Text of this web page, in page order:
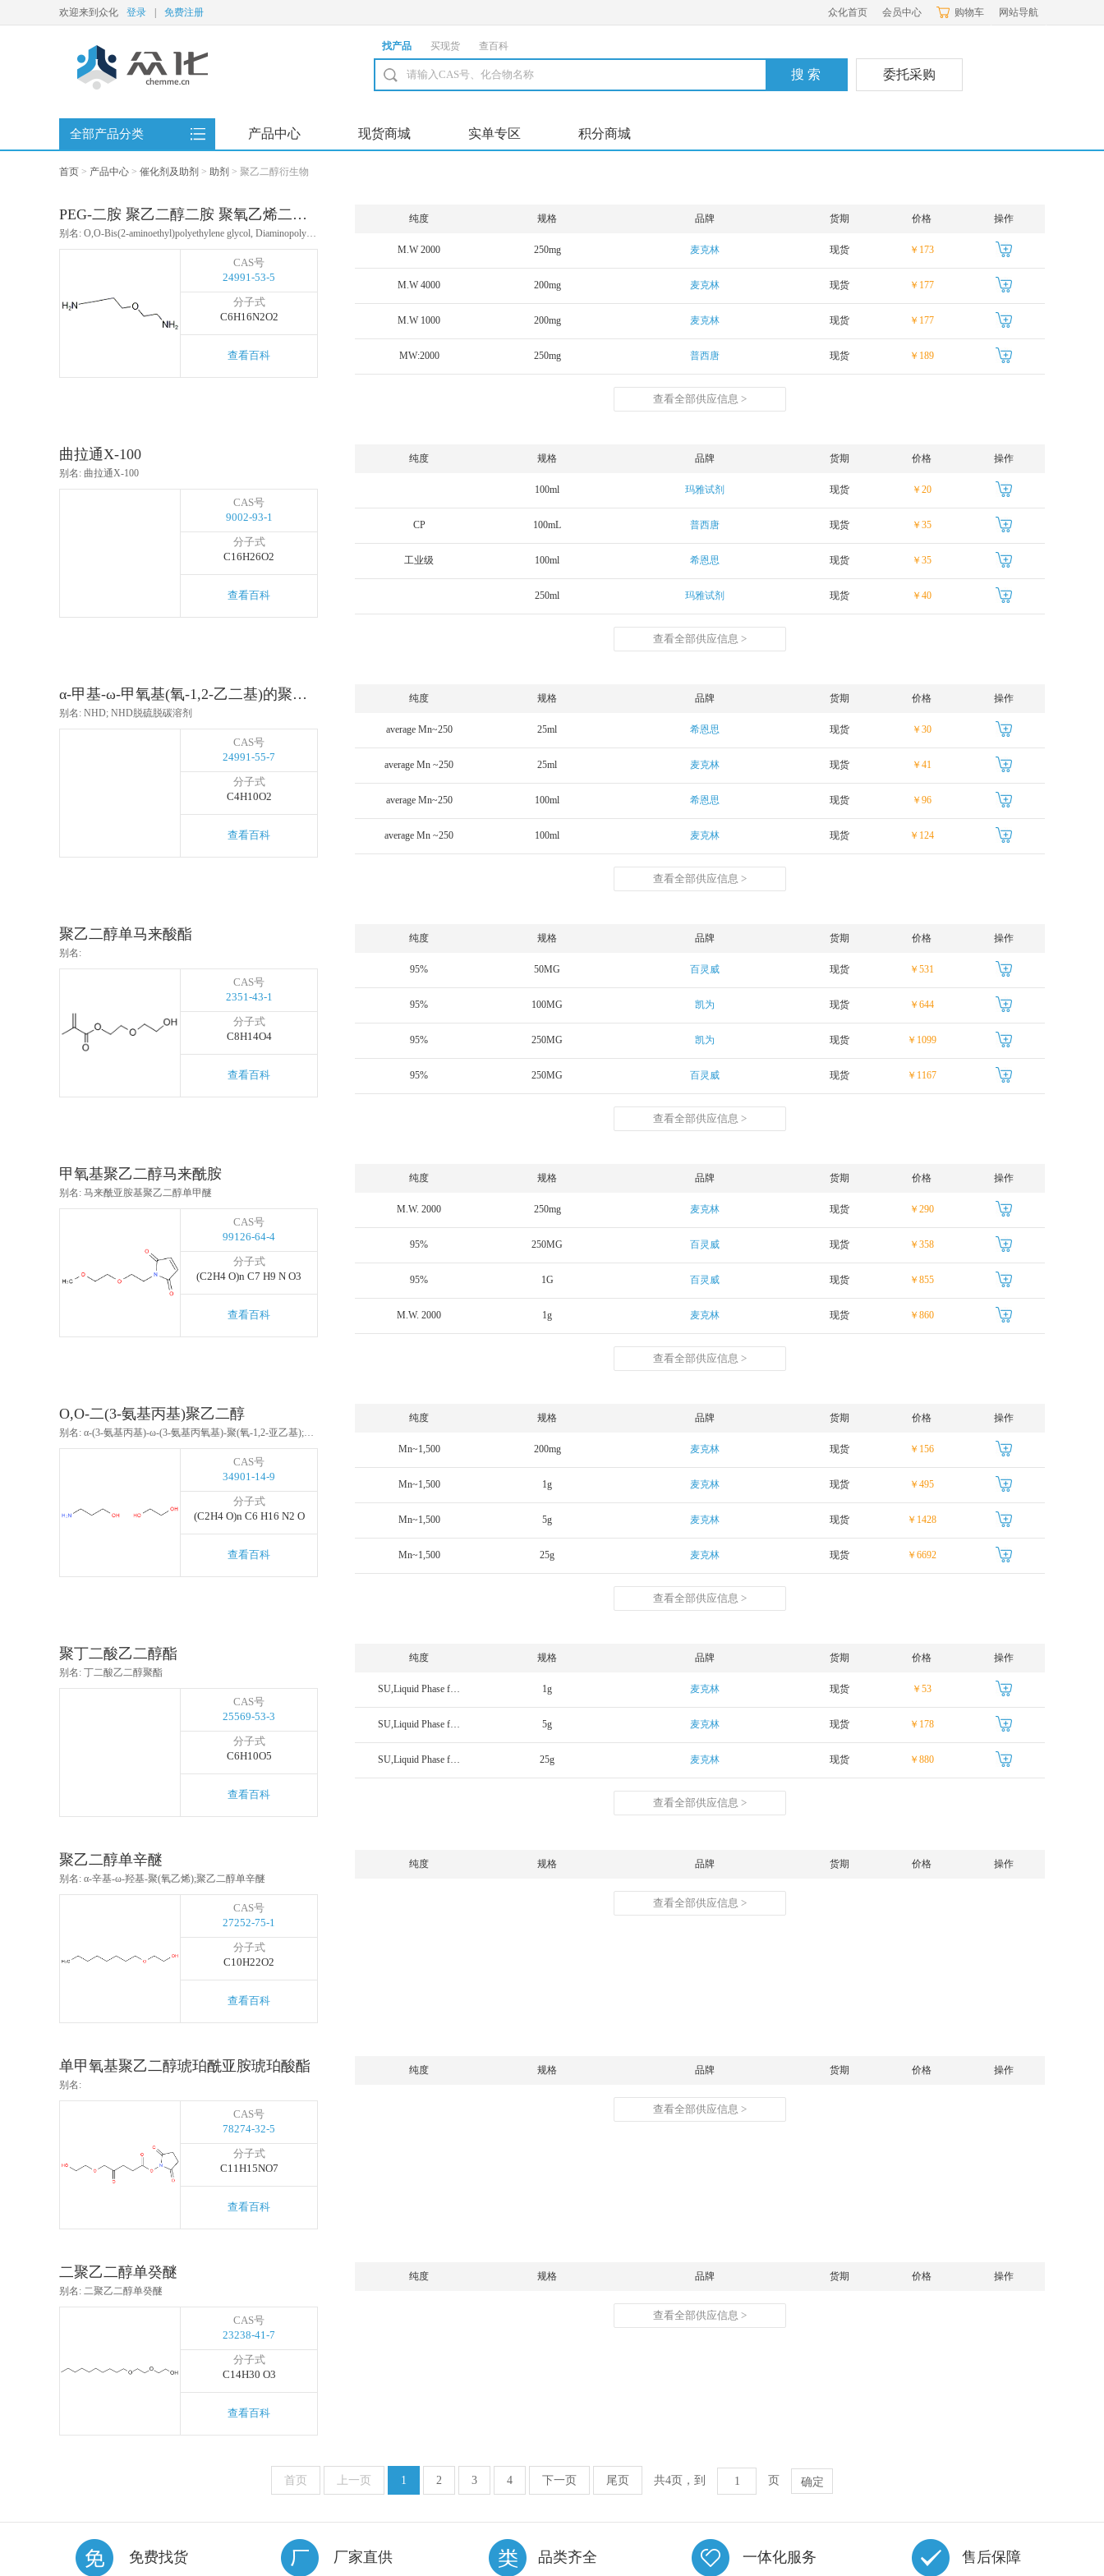
欢迎来到众化 登录 免费注册 众化首页 会员中心 购物车 网站导航
找产品 买现货 查百科
委托采购
全部产品分类 产品中心 现货商城 实单专区 积分商城
首页 > 产品中心 > 催化剂及助剂 > 助剂 > 聚乙二醇衍生物
PEG-二胺 聚乙二醇二胺 聚氧乙烯二胺 聚氧乙烯双胺
别名: O,O-Bis(2-aminoethyl)polyethylene glycol, Diaminopolyethylene glycol, PEG-diamine
CAS号
24991-53-5
分子式
C6H16N2O2
查看百科
纯度 规格 品牌 货期 价格 操作
M.W 2000 250mg 麦克林 现货 ￥173
M.W 4000 200mg 麦克林 现货 ￥177
M.W 1000 200mg 麦克林 现货 ￥177
MW:2000 250mg 普西唐 现货 ￥189
查看全部供应信息 >
曲拉通X-100
别名: 曲拉通X-100
CAS号
9002-93-1
分子式
C16H26O2
查看百科
纯度 规格 品牌 货期 价格 操作
100ml 玛雅试剂 现货 ￥20
CP 100mL 普西唐 现货 ￥35
工业级 100ml 希恩思 现货 ￥35
250ml 玛雅试剂 现货 ￥40
查看全部供应信息 >
α-甲基-ω-甲氧基(氧-1,2-乙二基)的聚合物
别名: NHD; NHD脱硫脱碳溶剂
CAS号
24991-55-7
分子式
C4H10O2
查看百科
纯度 规格 品牌 货期 价格 操作
average Mn~250 25ml 希恩思 现货 ￥30
average Mn ~250 25ml 麦克林 现货 ￥41
average Mn~250 100ml 希恩思 现货 ￥96
average Mn ~250 100ml 麦克林 现货 ￥124
查看全部供应信息 >
聚乙二醇单马来酸酯
别名:
CAS号
2351-43-1
分子式
C8H14O4
查看百科
纯度 规格 品牌 货期 价格 操作
95% 50MG 百灵威 现货 ￥531
95% 100MG 凯为 现货 ￥644
95% 250MG 凯为 现货 ￥1099
95% 250MG 百灵威 现货 ￥1167
查看全部供应信息 >
甲氧基聚乙二醇马来酰胺
别名: 马来酰亚胺基聚乙二醇单甲醚
CAS号
99126-64-4
分子式
(C2H4 O)n C7 H9 N O3
查看百科
纯度 规格 品牌 货期 价格 操作
M.W. 2000 250mg 麦克林 现货 ￥290
95% 250MG 百灵威 现货 ￥358
95% 1G 百灵威 现货 ￥855
M.W. 2000 1g 麦克林 现货 ￥860
查看全部供应信息 >
O,O-二(3-氨基丙基)聚乙二醇
别名: α-(3-氨基丙基)-ω-(3-氨基丙氧基)-聚(氧-1,2-亚乙基);双(3-氨基丙基)聚乙二醇
CAS号
34901-14-9
分子式
(C2H4 O)n C6 H16 N2 O
查看百科
纯度 规格 品牌 货期 价格 操作
Mn~1,500 200mg 麦克林 现货 ￥156
Mn~1,500 1g 麦克林 现货 ￥495
Mn~1,500 5g 麦克林 现货 ￥1428
Mn~1,500 25g 麦克林 现货 ￥6692
查看全部供应信息 >
聚丁二酸乙二醇酯
别名: 丁二酸乙二醇聚酯
CAS号
25569-53-3
分子式
C6H10O5
查看百科
纯度 规格 品牌 货期 价格 操作
SU,Liquid Phase for GC 1g 麦克林 现货 ￥53
SU,Liquid Phase for GC 5g 麦克林 现货 ￥178
SU,Liquid Phase for GC 25g 麦克林 现货 ￥880
查看全部供应信息 >
聚乙二醇单辛醚
别名: α-辛基-ω-羟基-聚(氧乙烯);聚乙二醇单辛醚
CAS号
27252-75-1
分子式
C10H22O2
查看百科
纯度 规格 品牌 货期 价格 操作
查看全部供应信息 >
单甲氧基聚乙二醇琥珀酰亚胺琥珀酸酯
别名:
CAS号
78274-32-5
分子式
C11H15NO7
查看百科
纯度 规格 品牌 货期 价格 操作
查看全部供应信息 >
二聚乙二醇单癸醚
别名: 二聚乙二醇单癸醚
CAS号
23238-41-7
分子式
C14H30 O3
查看百科
纯度 规格 品牌 货期 价格 操作
查看全部供应信息 >
首页 上一页 1 2 3 4 下一页 尾页 共4页，到 页
免费找货 厂家直供 品类齐全 一体化服务 售后保障